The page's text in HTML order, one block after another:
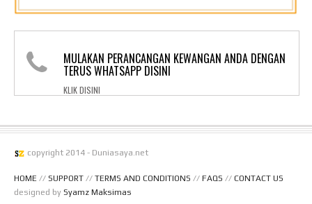
MULAKAN PERANCANGAN KEWANGAN ANDA DENGAN
TERUS WHATSAPP DISINI
KLIK DISINI
copyright 2014 - Duniasaya.net
HOME // SUPPORT // TERMS AND CONDITIONS // FAQS // CONTACT US
designed by Syamz Maksimas